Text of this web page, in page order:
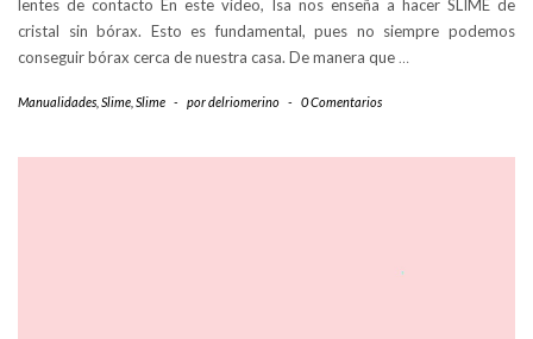
lentes de contacto En este vídeo, Isa nos enseña a hacer SLIME de
cristal sin bórax. Esto es fundamental, pues no siempre podemos
conseguir bórax cerca de nuestra casa. De manera que…
Manualidades Slime Slime - pordelriomerino - 0 Comentarios